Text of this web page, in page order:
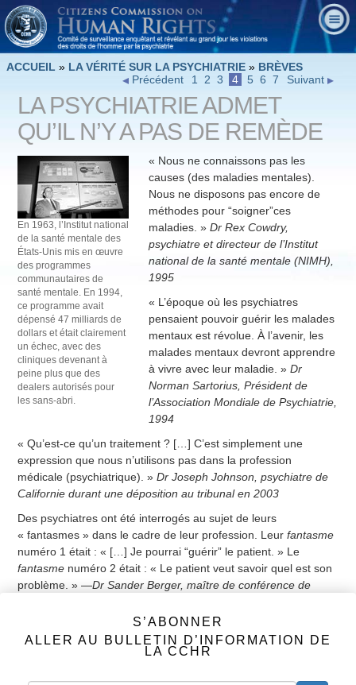
ACCUEIL » LA VÉRITÉ SUR LA PSYCHIATRIE » BRÈVES
Suivant
1 2 3 4 5 6 7
Précédent
LA PSYCHIATRIE ADMET
QU’IL N’Y A PAS DE REMÈDE
En 1963, l’Institut national
de la santé mentale des
États-Unis mis en œuvre
des programmes
communautaires de
santé mentale. En 1994,
ce programme avait
dépensé 47 milliards de
dollars et était clairement
un échec, avec des
cliniques devenant à
peine plus que des
dealers autorisés pour
les sans-abri.
« Nous ne connaissons pas les
causes (des maladies mentales).
Nous ne disposons pas encore de
méthodes pour “soigner”ces
maladies. »Dr Rex Cowdry,
psychiatre et directeur de l’Institut
national de la santé mentale (NIMH),
1995
« L’époque où les psychiatres
pensaient pouvoir guérir les malades
mentaux est révolue. À l’avenir, les
malades mentaux devront apprendre
à vivre avec leur maladie. »Dr
Norman Sartorius, Président de
l’Association Mondiale de Psychiatrie,
1994
« Qu’est-ce qu’un traitement ? […] C’est simplement une
expression que nous n’utilisons pas dans la profession
médicale (psychiatrique). »Dr Joseph Johnson, psychiatre de
Californie durant une déposition au tribunal en 2003
Des psychiatres ont été interrogés au sujet de leurs
« fantasmes » dans le cadre de leur profession. Leurfantasme
numéro 1 était : « […] Je pourrai “guérir” le patient. » Le
fantasme numéro 2 était : « Le patient veut savoir quel est son
problème. » —Dr Sander Berger, maître de conférence de
Suivant
1 2 3 4 5 6 7
Précédent
Pas de scanners du cerveau pour les maladies mentales
S’ABONNER
ALLER AU BULLETIN D’INFORMATION DE
LA CCHR